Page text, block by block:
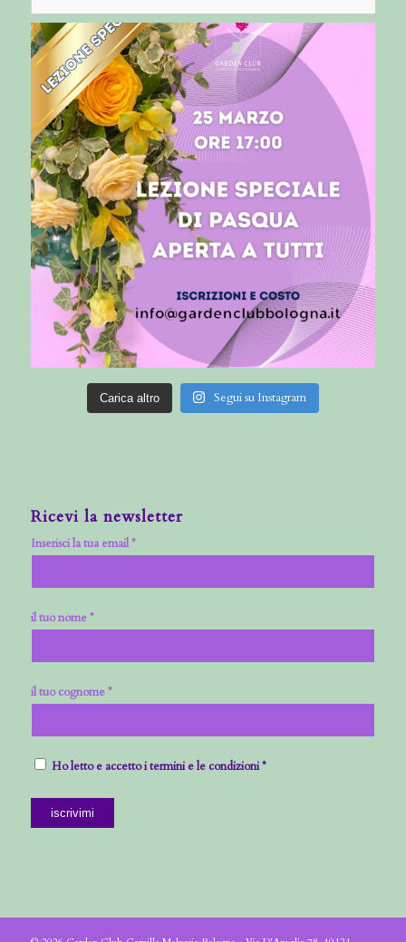
Carica altro Segui su Instagram
Ricevi la newsletter
Inserisci la tua email *
il tuo nome *
il tuo cognome *
Ho letto e accetto i termini e le condizioni *